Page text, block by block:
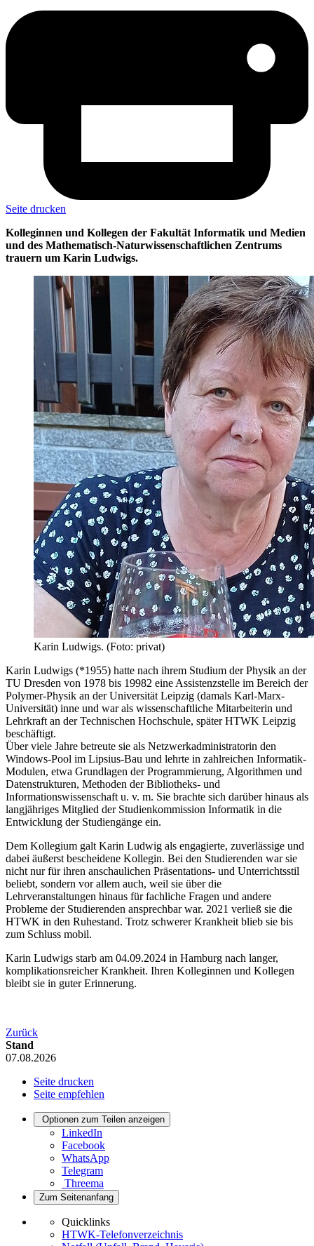
Seite drucken
Kolleginnen und Kollegen der Fakultät Informatik und Medien
und des Mathematisch-Naturwissenschaftlichen Zentrums
trauern um Karin Ludwigs.
Karin Ludwigs. (Foto: privat)
Karin Ludwigs (*1955) hatte nach ihrem Studium der Physik an der
TU Dresden von 1978 bis 19982 eine Assistenzstelle im Bereich der
Polymer-Physik an der Universität Leipzig (damals Karl-Marx-
Universität) inne und war als wissenschaftliche Mitarbeiterin und
Lehrkraft an der Technischen Hochschule, später HTWK Leipzig
beschäftigt.
Über viele Jahre betreute sie als Netzwerkadministratorin den
Windows-Pool im Lipsius-Bau und lehrte in zahlreichen Informatik-
Modulen, etwa Grundlagen der Programmierung, Algorithmen und
Datenstrukturen, Methoden der Bibliotheks- und
Informationswissenschaft u. v. m. Sie brachte sich darüber hinaus als
langjähriges Mitglied der Studienkommission Informatik in die
Entwicklung der Studiengänge ein.
Dem Kollegium galt Karin Ludwig als engagierte, zuverlässige und
dabei äußerst bescheidene Kollegin. Bei den Studierenden war sie
nicht nur für ihren anschaulichen Präsentations- und Unterrichtsstil
beliebt, sondern vor allem auch, weil sie über die
Lehrveranstaltungen hinaus für fachliche Fragen und andere
Probleme der Studierenden ansprechbar war. 2021 verließ sie die
HTWK in den Ruhestand. Trotz schwerer Krankheit blieb sie bis
zum Schluss mobil.
Karin Ludwigs starb am 04.09.2024 in Hamburg nach langer,
komplikationsreicher Krankheit. Ihren Kolleginnen und Kollegen
bleibt sie in guter Erinnerung.
Zurück
Stand
07.08.2026
Seite drucken
Seite empfehlen
Optionen zum Teilen anzeigen
LinkedIn
Facebook
WhatsApp
Telegram
Threema
Zum Seitenanfang
Quicklinks
HTWK-Telefonverzeichnis